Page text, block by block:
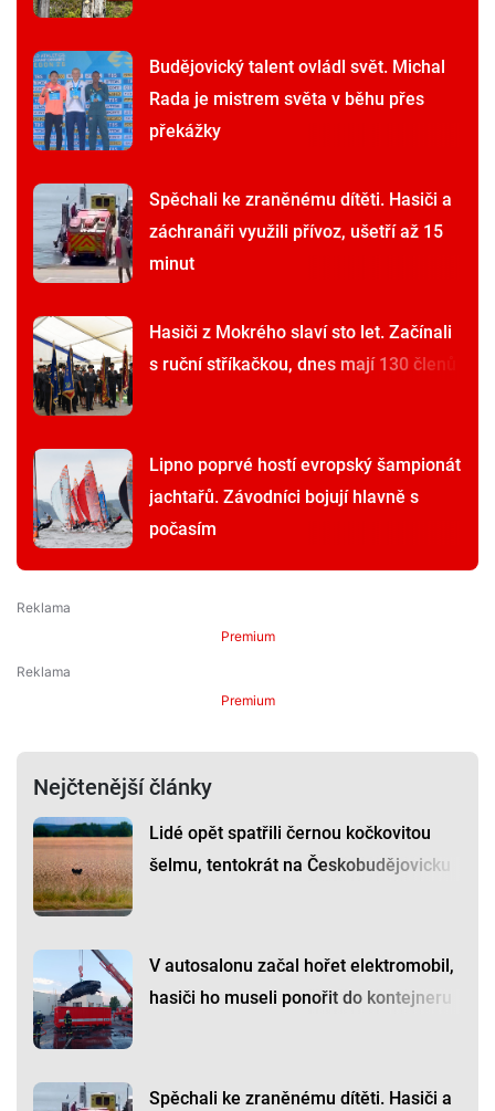
Budějovický talent ovládl svět. Michal
Rada je mistrem světa v běhu přes
překážky
Spěchali ke zraněnému dítěti. Hasiči a
záchranáři využili přívoz, ušetří až 15
minut
Hasiči z Mokrého slaví sto let. Začínali
s ruční stříkačkou, dnes mají 130 členů
Lipno poprvé hostí evropský šampionát
jachtařů. Závodníci bojují hlavně s
počasím
Premium
Premium
Nejčtenější články
Lidé opět spatřili černou kočkovitou
šelmu, tentokrát na Českobudějovicku
V autosalonu začal hořet elektromobil,
hasiči ho museli ponořit do kontejneru
Spěchali ke zraněnému dítěti. Hasiči a